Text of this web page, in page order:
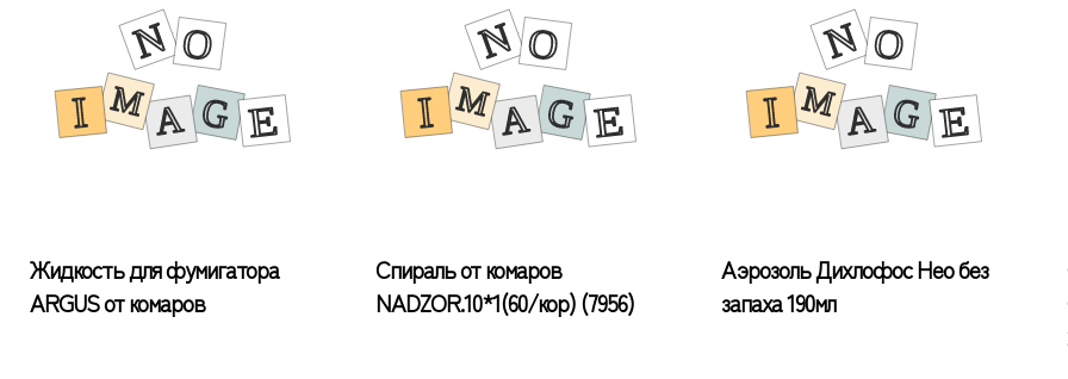
Жидкость для фумигатора
ARGUS от комаров
Спираль от комаров
NADZOR.10*1(60/кор) (7956)
Аэрозоль Дихлофос Нео без
запаха 190мл